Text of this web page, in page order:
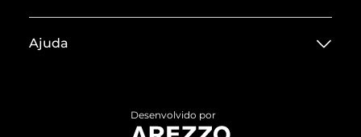
Termos de Uso
Ajuda
Desenvolvido por